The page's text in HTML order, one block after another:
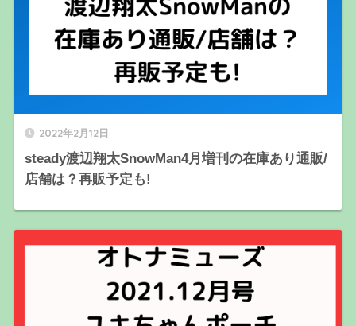
2022年2月12日
steady渡辺翔太SnowMan4月増刊の在庫あり通販/
店舗は？再販予定も!